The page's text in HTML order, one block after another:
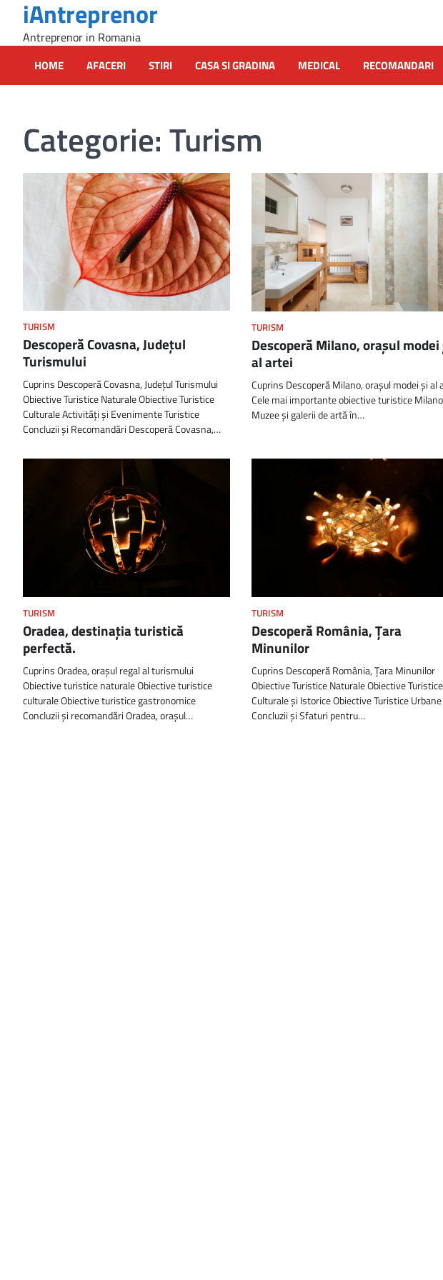
content
iAntreprenor
Antreprenor in Romania
HOME AFACERI STIRI CASA SI GRADINA MEDICAL RECOMANDARI
Categorie:Turism
TURISM
Descoperă Covasna, Județul
Turismului
Cuprins Descoperă Covasna, Județul Turismului
Obiective Turistice Naturale Obiective Turistice
Culturale Activități și Evenimente Turistice
Concluzii și Recomandări Descoperă Covasna,…
TURISM
Descoperă Milano, orașul modei
al artei
Cuprins Descoperă Milano, orașul modei și al
Cele mai importante obiective turistice Milano
Muzee și galerii de artă în…
TURISM
Oradea, destinația turistică
perfectă.
Cuprins Oradea, orașul regal al turismului
Obiective turistice naturale Obiective turistice
culturale Obiective turistice gastronomice
Concluzii și recomandări Oradea, orașul…
TURISM
Descoperă România, Țara
Minunilor
Cuprins Descoperă România, Țara Minunilor
Obiective Turistice Naturale Obiective Turistice
Culturale și Istorice Obiective Turistice Urbane
Concluzii și Sfaturi pentru…